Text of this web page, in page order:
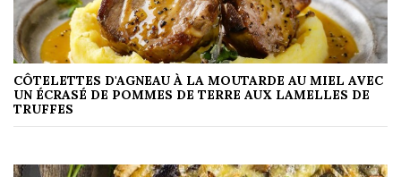
CÔTELETTES D'AGNEAU À LA MOUTARDE AU MIEL AVEC
UN ÉCRASÉ DE POMMES DE TERRE AUX LAMELLES DE
TRUFFES